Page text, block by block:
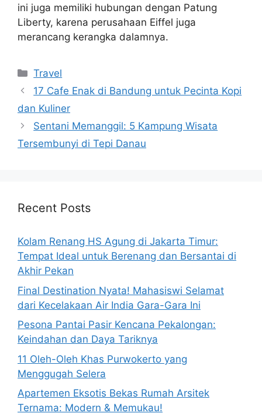
ini juga memiliki hubungan dengan Patung
Liberty, karena perusahaan Eiffel juga
merancang kerangka dalamnya.
Categories
Travel
17 Cafe Enak di Bandung untuk Pecinta Kopi
dan Kuliner
Sentani Memanggil: 5 Kampung Wisata
Tersembunyi di Tepi Danau
Recent Posts
Kolam Renang HS Agung di Jakarta Timur:
Tempat Ideal untuk Berenang dan Bersantai di
Akhir Pekan
Final Destination Nyata! Mahasiswi Selamat
dari Kecelakaan Air India Gara-Gara Ini
Pesona Pantai Pasir Kencana Pekalongan:
Keindahan dan Daya Tariknya
11 Oleh-Oleh Khas Purwokerto yang
Menggugah Selera
Apartemen Eksotis Bekas Rumah Arsitek
Ternama: Modern & Memukau!